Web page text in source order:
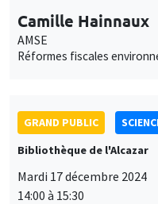
Camille Hainnaux
AMSE
Réformes fiscales
GRAND PUBLIC
Bibliothèque de l'Alcazar
Mardi 17 décembre 2024
14:00 à 15:30